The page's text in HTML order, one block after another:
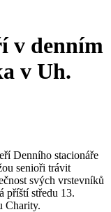
v denním
v Uh.
Denního stacionáře
senioři trávit
svých vrstevníků
příští středu 13.
Charity.